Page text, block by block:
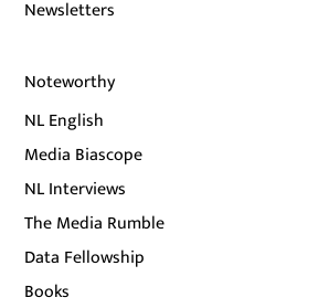
Newsletters
Noteworthy
NL English
Media Biascope
NL Interviews
The Media Rumble
Data Fellowship
Books